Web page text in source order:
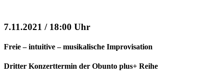
7.11.2021 / 18:00 Uhr
Freie – intuitive – musikalische Improvisation
Dritter Konzerttermin der Obunto plus+ Reihe